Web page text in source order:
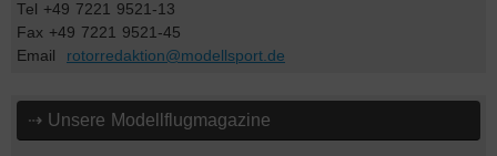
Tel +49 7221 9521-13
Fax +49 7221 9521-45
Email rotorredaktion@modellsport.de
⇢ Unsere Modellflugmagazine